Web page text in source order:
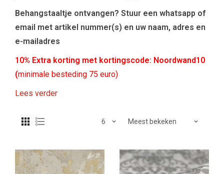
Behangstaaltje ontvangen? Stuur een whatsapp of
email met artikel nummer(s) en uw naam, adres en
e-mailadres
10% Extra korting met kortingscode: Noordwand10
(minimale besteding 75 euro)
Lees verder